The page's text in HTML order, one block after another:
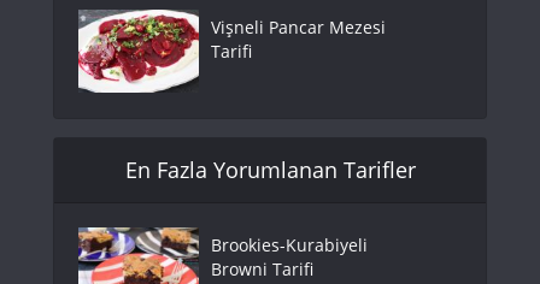
Vişneli Pancar Mezesi
Tarifi
En Fazla Yorumlanan Tarifler
Brookies-Kurabiyeli
Browni Tarifi